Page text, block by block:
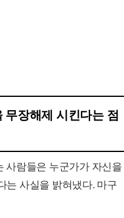
무장해제 시킨다는 점
사람들은 누군가가 자신을
는 사실을 밝혀냈다. 마구